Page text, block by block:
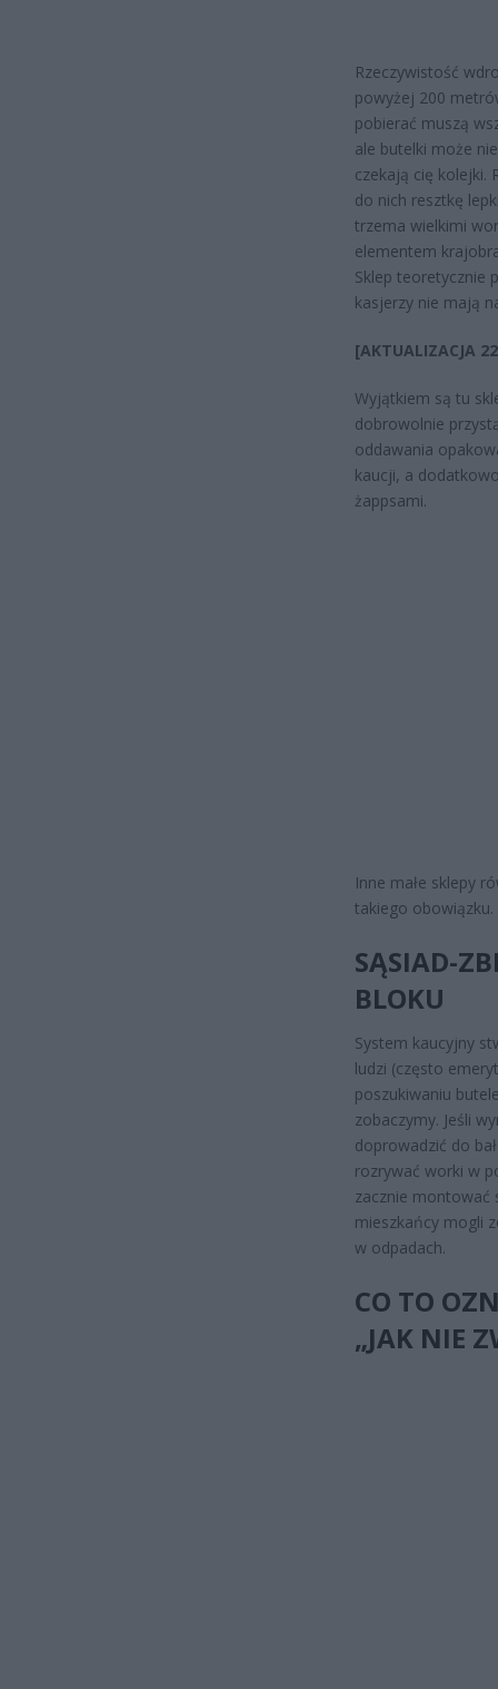
Rzeczywistość
powyżej 200
pobierać muszą
ale butelki może
czekają cię kolejki.
do nich resztkę
trzema wielkimi
elementem
Sklep teoretycznie
kasjerzy nie mają
[AKTUALIZACJA
Wyjątkiem są tu
dobrowolnie
oddawania
kaucji, a
żappsami.
Inne małe sklepy
takiego obowiązku.
SĄSIAD-
BLOKU
System kaucyjny
ludzi (często
poszukiwaniu
zobaczymy. Jeśli
doprowadzić do
rozrywać worki w
zacznie montować
mieszkańcy mogli
w odpadach.
CO TO
„JAK NIE